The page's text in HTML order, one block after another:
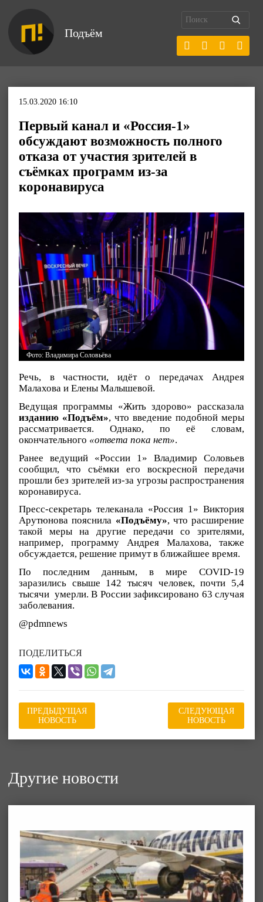
Подъём
15.03.2020 16:10
Первый канал и «Россия-1»
обсуждают возможность полного
отказа от участия зрителей в
съёмках программ из-за
коронавируса
Фото: Владимира Соловьёва
Речь, в частности, идёт о передачах Андрея
Малахова и Елены Малышевой.
Ведущая программы «Жить здорово» рассказала
изданию «Подъём», что введение подобной меры
рассматривается. Однако, по её словам,
окончательного «ответа пока нет».
Ранее ведущий «России 1» Владимир Соловьев
сообщил, что съёмки его воскресной передачи
прошли без зрителей из-за угрозы распространения
коронавируса.
Пресс-секретарь телеканала «Россия 1» Виктория
Арутюнова пояснила «Подъёму», что расширение
такой меры на другие передачи со зрителями,
например, программу Андрея Малахова, также
обсуждается, решение примут в ближайшее время.
По последним данным, в мире COVID-19
заразились свыше 142 тысяч человек, почти 5,4
тысячи умерли. В России зафиксировано 63 случая
заболевания.
@pdmnews
ПОДЕЛИТЬСЯ
ПРЕДЫДУЩАЯ
НОВОСТЬ
СЛЕДУЮЩАЯ
НОВОСТЬ
Другие новости